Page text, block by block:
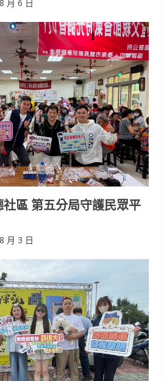
月 6 日
區 第五分局守護民眾平
月 3 日